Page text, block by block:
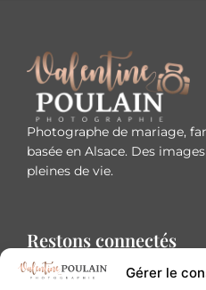
Gérer le
Photographe de mariage,
basée en Alsace. Des
pleines de vie.
Restons connectés